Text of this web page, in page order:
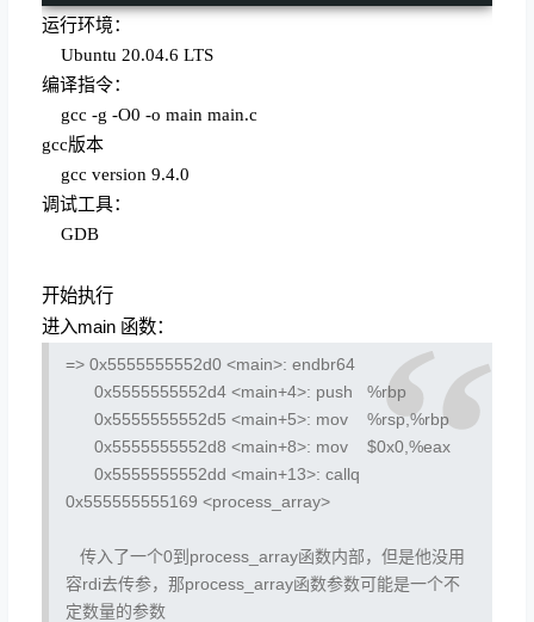
运行环境：
Ubuntu 20.04.6 LTS
编译指令：
gcc -g -O0 -o main main.c
gcc版本
gcc version 9.4.0
调试工具：
GDB
开始执行
进入main 函数：
=> 0x5555555552d0 <main>: endbr64
0x5555555552d4 <main+4>: push %rbp
0x5555555552d5 <main+5>: mov %rsp,%rbp
0x5555555552d8 <main+8>: mov $0x0,%eax
0x5555555552dd <main+13>: callq
0x555555555169 <process_array>
传入了一个0到process_array函数内部，但是他没用
容rdi去传参，那process_array函数参数可能是一个不
定数量的参数